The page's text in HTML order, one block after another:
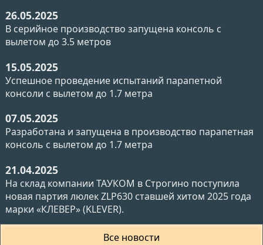
26.05.2025
В серийное производство запущена консоль с
вылетом до 3.5 метров
15.05.2025
Успешное проведение испытаний парапетной
консоли с вылетом до 1.7 метра
07.05.2025
Разработана и запущена в производство парапетная
консоль с вылетом до 1.7 метра
21.04.2025
На склад компании ТАУКОМ в Строгино поступила
новая партия люлек ZLP630 ставшей хитом 2025 года
марки «КЛЕВЕР» (KLEVER).
Все новости